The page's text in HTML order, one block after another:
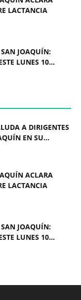
LACTANCIA
JOAQUÍN:
LUNES 10...
A DIRIGENTES
EN SU...
ACLARA
LACTANCIA
JOAQUÍN:
LUNES 10...